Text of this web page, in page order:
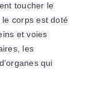
toucher le
corps est doté
et voies
les
qui